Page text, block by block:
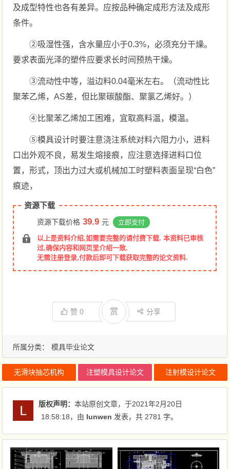
及成型特性也各有差异。应按品种确定成形方法及成形
条件。
②吸湿性强，含水量应小于0.3%，必须充分干燥。
要求表面光泽的塑件应要求长时间预热干燥。
③流动性中等，溢边料0.04毫米左右。（流动性比
聚苯乙烯，AS差，但比聚碳酸酯、聚氯乙烯好。）
④比聚苯乙烯加工困难，宜取高料温，模温。
⑤模具设计时要注意浇注系统对料六阻力小，进料
口出外观不良，易发生熔接痕，应注意选择进料口位
置，形式，顶出力过大或机械加工时塑料表面呈现“白色”
痕迹，
资源下载
资源下载价格 39.9 元 立即支付
以上是资料介绍,如需要完整的请付费下载. 本资料已审核
过,确保内容和网页里介绍一致.
无需注册登录,付款后即可下载获取完整的论文资料.
赞0 赏 分享
所属分类： 模具毕业论文
无滑块抽芯机构 注塑模具设计论文 注射模设计论文
版权声明：本站原创文章，于2021年2月20日
18:58:18，由 lunwen 发表，共 2781 字。